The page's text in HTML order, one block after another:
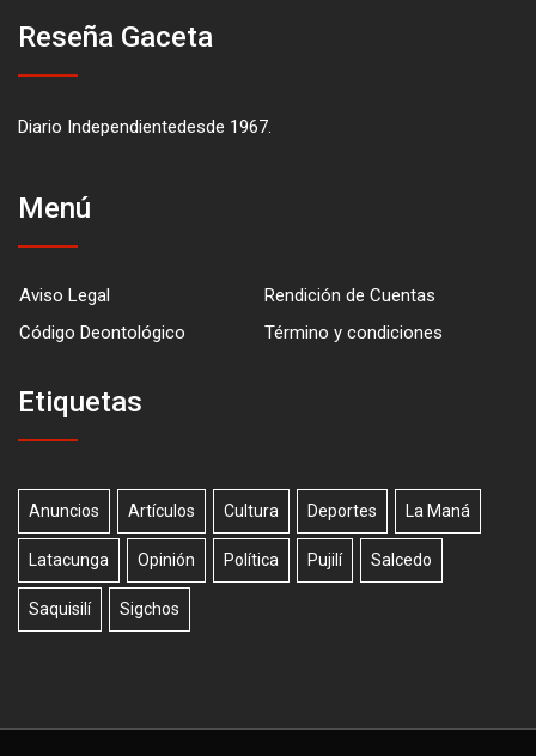
Reseña Gaceta
Diario Independientedesde 1967.
Menú
Aviso Legal
Rendición de Cuentas
Código Deontológico
Término y condiciones
Etiquetas
Anuncios Artículos Cultura Deportes La Maná
Latacunga Opinión Política Pujilí Salcedo
Saquisilí Sigchos